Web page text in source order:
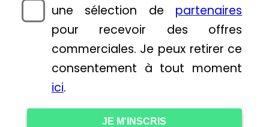
une sélection de partenaires
pour recevoir des offres
commerciales. Je peux retirer ce
consentement à tout moment
ici.
JE M'INSCRIS